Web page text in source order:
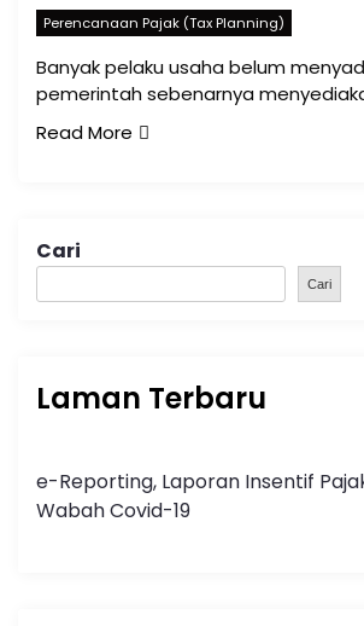
Perencanaan Pajak (Tax Planning)
Banyak pelaku usaha belum
pemerintah sebenarnya
Read More
Cari
Cari
Laman Terbaru
e-Reporting, Laporan Insentif
Wabah Covid-19